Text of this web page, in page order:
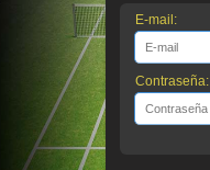
E-mail:
Contraseña: